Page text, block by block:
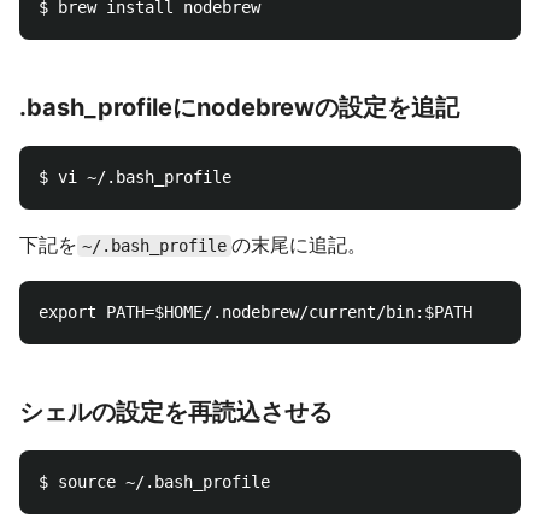
.bash_profileにnodebrewの設定を追記
下記を ~/.bash_profile の末尾に追記。
シェルの設定を再読込させる